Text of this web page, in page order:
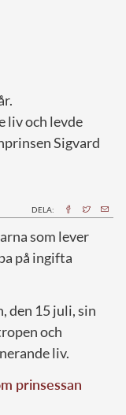
liv och levde
Sigvard
DELA:
som lever
på ingifta
den 15 juli, sin
och
liv.
prinsessan